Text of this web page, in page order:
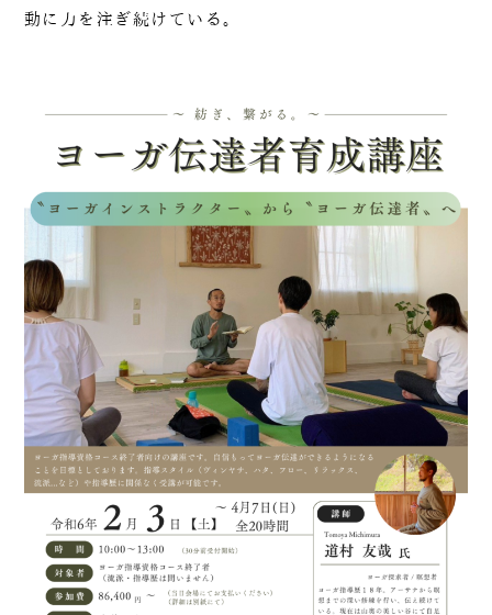
動に力を注ぎ続けている。